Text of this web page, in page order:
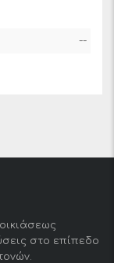
--
στο επίπεδο